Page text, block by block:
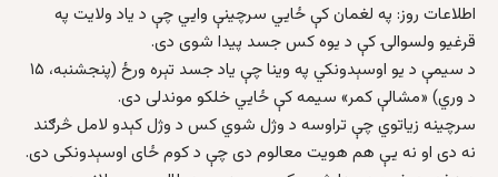
اطلاعات روز: په لغمان کې ځایي سرچینې وايي چې د یاد ولایت په
قرغیو ولسوالۍ کې د یوه کس جسد پیدا شوی دی.
د سیمې د یو اوسېدونکي په وینا چې یاد جسد تېره ورځ (پنجشنبه، ۱۵
د وري) «مشالې کمر» سیمه کې ځایي خلکو موندلی دی.
سرچینه زیاتوي چې تراوسه د وژل شوي کس د وژل کېدو لامل څرګند
نه دی او نه یې هم هویت معالوم دی چې د کوم ځای اوسېدونکی دی.